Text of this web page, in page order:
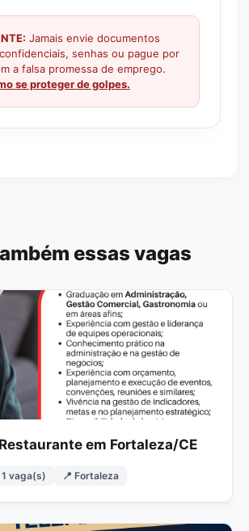
Jamais envie documentos
senhas ou pague por
a falsa promessa de emprego.
se proteger de golpes.
essas vagas
em Fortaleza/CE
1 vaga(s) 📍 Fortaleza